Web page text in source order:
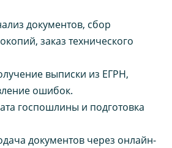
документов, сбор
заказ технического
выписки из ЕГРН,
ошибок.
госпошлины и подготовка
документов через онлайн-